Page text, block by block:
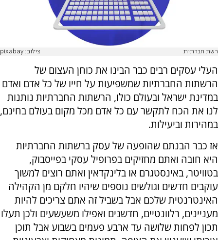
רשת חברתית צילום: pixabay
העלי עסקים רבים כבר הבינו את כוחן העצום של
הרשתות החברתיות שמשפיעות על חייו של כל אדם ואדם
במדינת ישראל ובעולם כולו, הרשתות החברתיות נותנות
לנו את הכח לתקשר עם כל אדם מכל מקום בעולם בחינם,
במהירות וביעילות.
אז כבר הבנתם שהופעה של עסק ברשתות החברתיות
היא חובה ואתם מחזיקים בפרופיל עסקי בפייסבוק,
בטוויטר, באינסטגרם או בלינקדאין ואתם רוצים למשוך
עוקבים חדשים וגולשים נוספים שיהיו חלקם מן הקהילה
האינטרנטית שלכם אבל בשביל זה אתם צריכים להיות
מעניינים, רלוונטיים, חדשנים ואפילו משעשעים ולכן תעלו
תכון לפחות שלושה עד ארבע פעמים בשבוע אבל תוכן